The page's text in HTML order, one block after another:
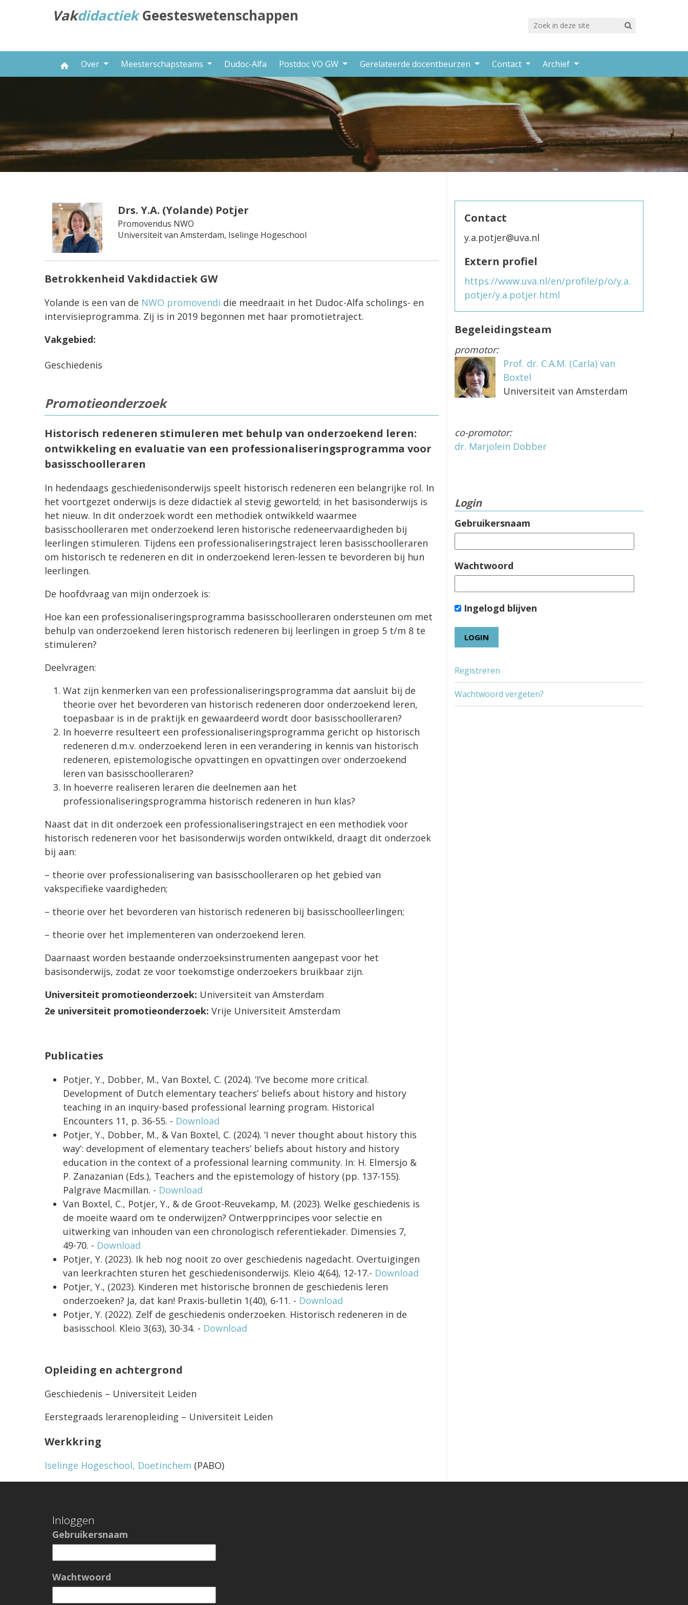
Vakdidactiek Geesteswetenschappen
Over Meesterschapsteams Dudoc-Alfa Postdoc VO GW Gerelateerde docentbeurzen Contact Archief
Drs. Y.A. (Yolande) Potjer
Promovendus NWO
Universiteit van Amsterdam, Iselinge Hogeschool
Betrokkenheid Vakdidactiek GW
Yolande is een van de NWO promovendi die meedraait in het Dudoc-Alfa scholings- en
intervisieprogramma. Zij is in 2019 begonnen met haar promotietraject.
Vakgebied:
Geschiedenis
Promotieonderzoek
Historisch redeneren stimuleren met behulp van onderzoekend leren:
ontwikkeling en evaluatie van een professionaliseringsprogramma voor
basisschoolleraren
In hedendaags geschiedenisonderwijs speelt historisch redeneren een belangrijke rol. In
het voortgezet onderwijs is deze didactiek al stevig geworteld; in het basisonderwijs is
het nieuw. In dit onderzoek wordt een methodiek ontwikkeld waarmee
basisschoolleraren met onderzoekend leren historische redeneervaardigheden bij
leerlingen stimuleren. Tijdens een professionaliseringstraject leren basisschoolleraren
om historisch te redeneren en dit in onderzoekend leren-lessen te bevorderen bij hun
leerlingen.
De hoofdvraag van mijn onderzoek is:
Hoe kan een professionaliseringsprogramma basisschoolleraren ondersteunen om met
behulp van onderzoekend leren historisch redeneren bij leerlingen in groep 5 t/m 8 te
stimuleren?
Deelvragen:
Wat zijn kenmerken van een professionaliseringsprogramma dat aansluit bij de
theorie over het bevorderen van historisch redeneren door onderzoekend leren,
toepasbaar is in de praktijk en gewaardeerd wordt door basisschoolleraren?
In hoeverre resulteert een professionaliseringsprogramma gericht op historisch
redeneren d.m.v. onderzoekend leren in een verandering in kennis van historisch
redeneren, epistemologische opvattingen en opvattingen over onderzoekend
leren van basisschoolleraren?
In hoeverre realiseren leraren die deelnemen aan het
professionaliseringsprogramma historisch redeneren in hun klas?
Naast dat in dit onderzoek een professionaliseringstraject en een methodiek voor
historisch redeneren voor het basisonderwijs worden ontwikkeld, draagt dit onderzoek
bij aan:
– theorie over professionalisering van basisschoolleraren op het gebied van
vakspecifieke vaardigheden;
– theorie over het bevorderen van historisch redeneren bij basisschoolleerlingen;
– theorie over het implementeren van onderzoekend leren.
Daarnaast worden bestaande onderzoeksinstrumenten aangepast voor het
basisonderwijs, zodat ze voor toekomstige onderzoekers bruikbaar zijn.
Universiteit promotieonderzoek: Universiteit van Amsterdam
2e universiteit promotieonderzoek: Vrije Universiteit Amsterdam
Publicaties
Potjer, Y., Dobber, M., Van Boxtel, C. (2024). ‘I’ve become more critical.
Development of Dutch elementary teachers’ beliefs about history and history
teaching in an inquiry-based professional learning program. Historical
Encounters 11, p. 36-55. - Download
Potjer, Y., Dobber, M., & Van Boxtel, C. (2024). ‘I never thought about history this
way’: development of elementary teachers’ beliefs about history and history
education in the context of a professional learning community. In: H. Elmersjo &
P. Zanazanian (Eds.), Teachers and the epistemology of history (pp. 137-155).
Palgrave Macmillan. - Download
Van Boxtel, C., Potjer, Y., & de Groot-Reuvekamp, M. (2023). Welke geschiedenis is
de moeite waard om te onderwijzen? Ontwerpprincipes voor selectie en
uitwerking van inhouden van een chronologisch referentiekader. Dimensies 7,
49-70. - Download
Potjer, Y. (2023). Ik heb nog nooit zo over geschiedenis nagedacht. Overtuigingen
van leerkrachten sturen het geschiedenisonderwijs. Kleio 4(64), 12-17.- Download
Potjer, Y., (2023). Kinderen met historische bronnen de geschiedenis leren
onderzoeken? Ja, dat kan! Praxis-bulletin 1(40), 6-11. - Download
Potjer, Y. (2022). Zelf de geschiedenis onderzoeken. Historisch redeneren in de
basisschool. Kleio 3(63), 30-34. - Download
Opleiding en achtergrond
Geschiedenis – Universiteit Leiden
Eerstegraads lerarenopleiding – Universiteit Leiden
Werkkring
Iselinge Hogeschool, Doetinchem (PABO)
Contact
y.a.potjer@uva.nl
Extern profiel
https://www.uva.nl/en/profile/p/o/y.a.
potjer/y.a.potjer.html
Begeleidingsteam
promotor:
Prof. dr. C.A.M. (Carla) van
Boxtel
Universiteit van Amsterdam
co-promotor:
dr. Marjolein Dobber
Login
Gebruikersnaam
Wachtwoord
Ingelogd blijven
Registreren
Wachtwoord vergeten?
Inloggen
Gebruikersnaam
Wachtwoord